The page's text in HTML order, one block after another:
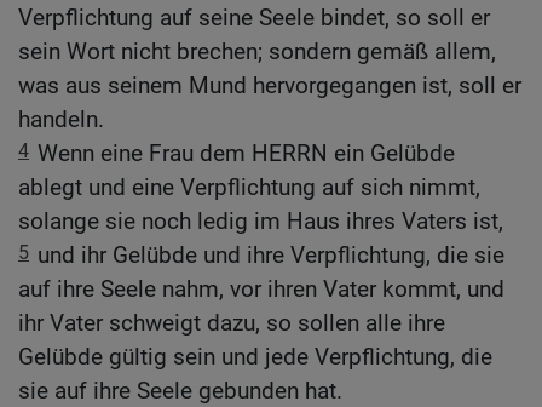
Verpflichtung auf seine Seele bindet, so soll er
sein Wort nicht brechen; sondern gemäß allem,
was aus seinem Mund hervorgegangen ist, soll er
handeln.
4 Wenn eine Frau dem HERRN ein Gelübde
ablegt und eine Verpflichtung auf sich nimmt,
solange sie noch ledig im Haus ihres Vaters ist,
5 und ihr Gelübde und ihre Verpflichtung, die sie
auf ihre Seele nahm, vor ihren Vater kommt, und
ihr Vater schweigt dazu, so sollen alle ihre
Gelübde gültig sein und jede Verpflichtung, die
sie auf ihre Seele gebunden hat.